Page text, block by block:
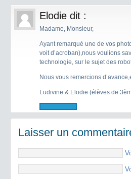
Elodie dit :
Madame, Monsieur,
Ayant remarqué une de vos
voit d’acroban),nous voulions
technologie, sur le sujet des
Nous vous remercions
Ludivine & Elodie (élèves de
Laisser un